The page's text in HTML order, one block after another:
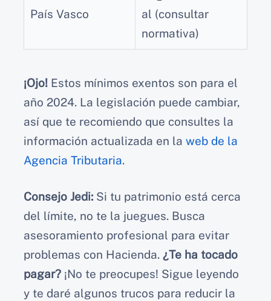
País Vasco
al (consultar
normativa)
¡Ojo! Estos mínimos exentos son para el
año 2024. La legislación puede cambiar,
así que te recomiendo que consultes la
información actualizada en la web de la
Agencia Tributaria.
Consejo Jedi: Si tu patrimonio está cerca
del límite, no te la juegues. Busca
asesoramiento profesional para evitar
problemas con Hacienda. ¿Te ha tocado
pagar? ¡No te preocupes! Sigue leyendo
y te daré algunos trucos para reducir la